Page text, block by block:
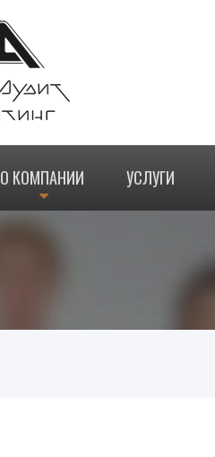
О КОМПАНИИ УСЛУГИ